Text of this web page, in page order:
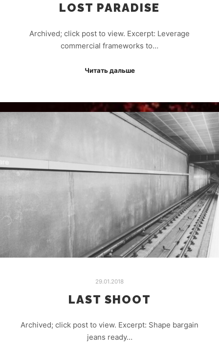
LOST PARADISE
Archived; click post to view. Excerpt: Leverage
commercial frameworks to…
Читать дальше
29.01.2018
LAST SHOOT
Archived; click post to view. Excerpt: Shape bargain
jeans ready…